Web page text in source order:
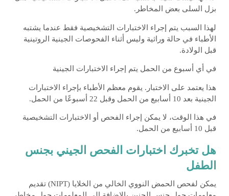
بزل السلى بعض المخاطر.
لهذا السبب يتم إجراء الاختبارات التشخيصية فقط عندما يشتبه
الأطباء في حالة وراثية وليس أثناء الفحوصات الجينية الروتينية
قبل الولادة.
في أي أسبوع من الحمل يتم إجراء الاختبارات الجينية
هذا يعتمد على الاختبار. يقوم معظم الأطباء بإجراء الاختبارات
الجينية بعد 10 أسابيع من الحمل وقبل 22 أسبوعًا من الحمل.
في هذا الوقت، لا يمكن إجراء الفحص أو الاختبارات التشخيصية
قبل 10 أسابيع من الحمل.
هل تخبرك اختبارات الفحص الجيني بجنس
الطفل
يمكن لفحص الحمض النووي الخالي من الخلايا (NIPT) تقديم